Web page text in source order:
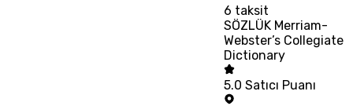
6 taksit
SÖZLÜK Merriam-
Webster’s Collegiate
Dictionary
5.0 Satıcı Puanı